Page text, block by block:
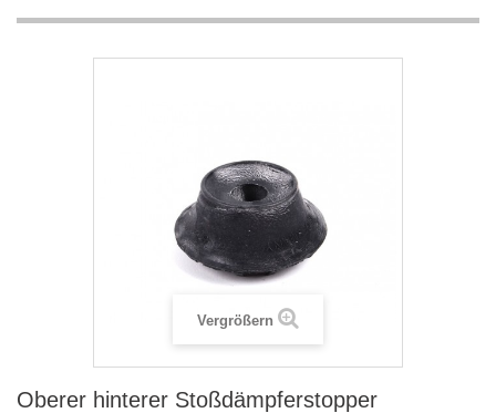
Vergrößern
Oberer hinterer Stoßdämpferstopper